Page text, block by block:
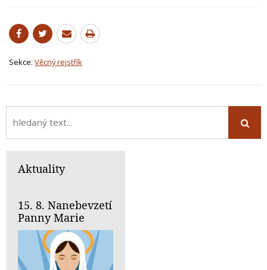
Sekce: Věcný rejstřík
Aktuality
15. 8. Nanebevzetí
Panny Marie